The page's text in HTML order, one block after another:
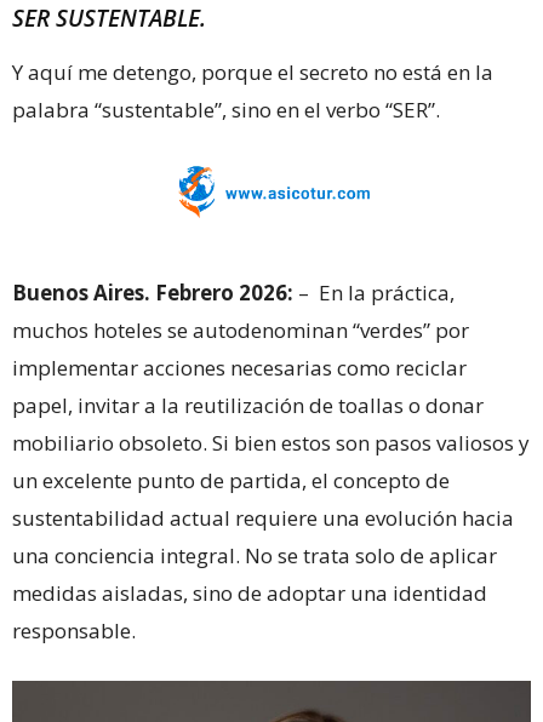
SER SUSTENTABLE.
Y aquí me detengo, porque el secreto no está en la
palabra “sustentable”, sino en el verbo “SER”.
Buenos Aires. Febrero 2026: – En la práctica,
muchos hoteles se autodenominan “verdes” por
implementar acciones necesarias como reciclar
papel, invitar a la reutilización de toallas o donar
mobiliario obsoleto. Si bien estos son pasos valiosos y
un excelente punto de partida, el concepto de
sustentabilidad actual requiere una evolución hacia
una conciencia integral. No se trata solo de aplicar
medidas aisladas, sino de adoptar una identidad
responsable.